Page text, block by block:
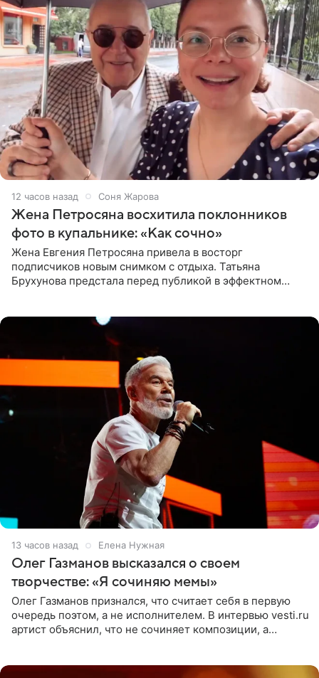
12 часов назад Соня Жарова
Жена Петросяна восхитила поклонников
фото в купальнике: «Как сочно»
Жена Евгения Петросяна привела в восторг
подписчиков новым снимком с отдыха. Татьяна
Брухунова предстала перед публикой в эффектном
13 часов назад Елена Нужная
Олег Газманов высказался о своем
творчестве: «Я сочиняю мемы»
Олег Газманов признался, что считает себя в первую
очередь поэтом, а не исполнителем. В интервью vesti.ru
артист объяснил, что не сочиняет композиции, а